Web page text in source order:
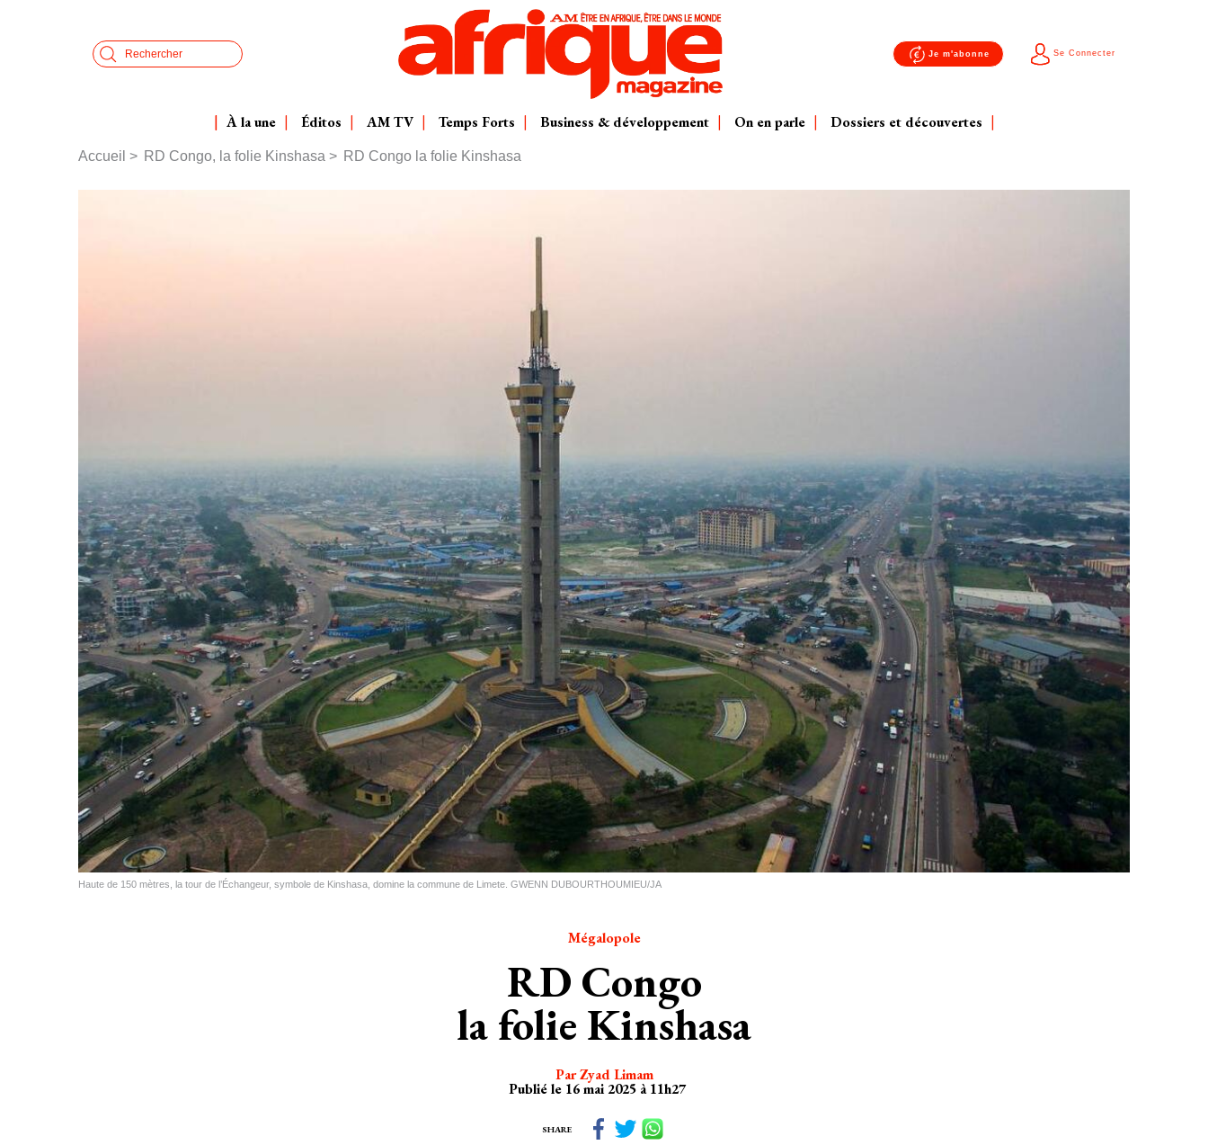
Search
Je m'abonne Se Connecter
À la une Éditos AM TV Temps Forts Business & développement On en parle Dossiers et découvertes
Fil
d'Ariane
Accueil RD Congo, la folie Kinshasa RD Congo la folie Kinshasa
Haute de 150 mètres, la tour de l’Échangeur, symbole de Kinshasa, domine la commune de Limete. GWENN DUBOURTHOUMIEU/JA
Mégalopole
RD Congo
la folie Kinshasa
Par Zyad Limam
Publié le 16 mai 2025 à 11h27
SHARE